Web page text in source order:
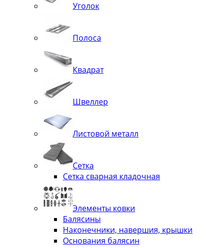
Уголок
Полоса
Квадрат
Швеллер
Листовой металл
Сетка
Сетка сварная кладочная
Элементы ковки
Балясины
Наконечники, навершия, крышки
Основания балясин